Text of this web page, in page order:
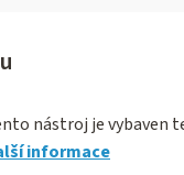
nástroj je vybaven
informace